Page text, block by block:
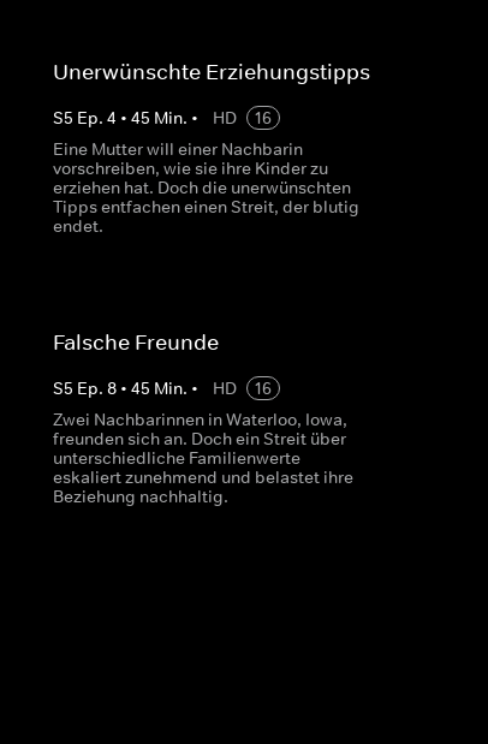
Unerwünschte Erziehungstipps
S5 Ep. 4 • 45 Min. • HD
16
Eine Mutter will einer Nachbarin
vorschreiben, wie sie ihre Kinder zu
erziehen hat. Doch die unerwünschten
Tipps entfachen einen Streit, der blutig
endet.
Falsche Freunde
S5 Ep. 8• 45 Min. • HD
16
Zwei Nachbarinnen in Waterloo, Iowa,
freunden sich an. Doch ein Streit über
unterschiedliche Familienwerte
eskaliert zunehmend und belastet ihre
Beziehung nachhaltig.